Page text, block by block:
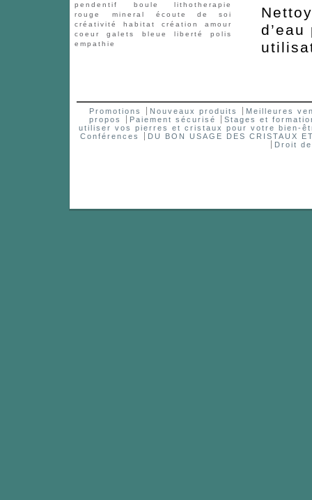
pendentif
boule
lithotherapie
rouge
mineral
écoute de soi
créativité
habitat création
amour
coeur
galets bleue liberté
polis
empathie
Promotions Nouveaux produits
Meilleures
propos
Paiement sécurisé
Stages et
utiliser vos pierres et cristaux pour votre bien-
Conférences
DU BON USAGE DES CRISTAUX
Droit